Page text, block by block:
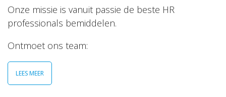
Onze missie is vanuit passie de beste HR
professionals bemiddelen.
Ontmoet ons team:
LEES MEER